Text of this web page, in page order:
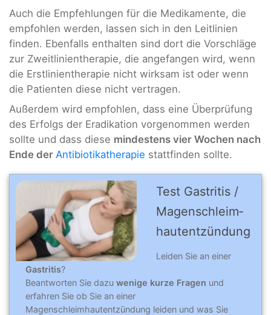
Auch die Empfehlungen für die Medikamente, die
empfohlen werden, lassen sich in den Leitlinien
finden. Ebenfalls enthalten sind dort die Vorschläge
zur Zweitlinientherapie, die angefangen wird, wenn
die Erstlinientherapie nicht wirksam ist oder wenn
die Patienten diese nicht vertragen.
Außerdem wird empfohlen, dass eine Überprüfung
des Erfolgs der Eradikation vorgenommen werden
sollte und dass diese mindestens vier Wochen nach
Ende der Antibiotikatherapie stattfinden sollte.
Test Gastri­tis /
Magen­schleim­
hautent­zündung
Leiden Sie an einer
Gastritis?
Beantworten Sie dazu wenige kurze Fragen und
erfahren Sie ob Sie an einer
Magenschleimhautentzündung leiden und was Sie